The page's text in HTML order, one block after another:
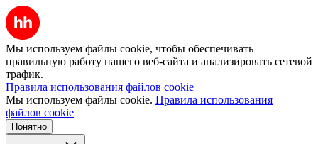
Мы используем файлы cookie, чтобы обеспечивать
правильную работу нашего веб-сайта и анализировать сетевой
трафик.
Правила использования файлов cookie
Мы используем файлы cookie. Правила использования
файлов cookie
Понятно